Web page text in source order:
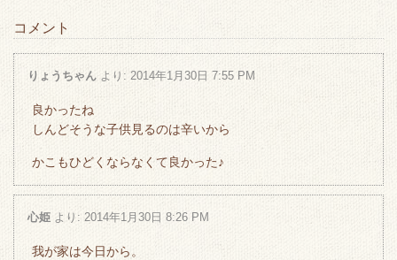
コメント
りょうちゃん より: 2014年1月30日 7:55 PM
良かったね
しんどそうな子供見るのは辛いから
かこもひどくならなくて良かった♪
心姫 より: 2014年1月30日 8:26 PM
我が家は今日から。